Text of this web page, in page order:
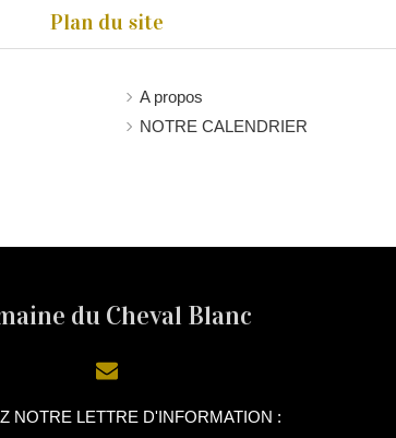
Plan du site
A propos
NOTRE CALENDRIER
du Cheval Blanc
NOTRE LETTRE D'INFORMATION :